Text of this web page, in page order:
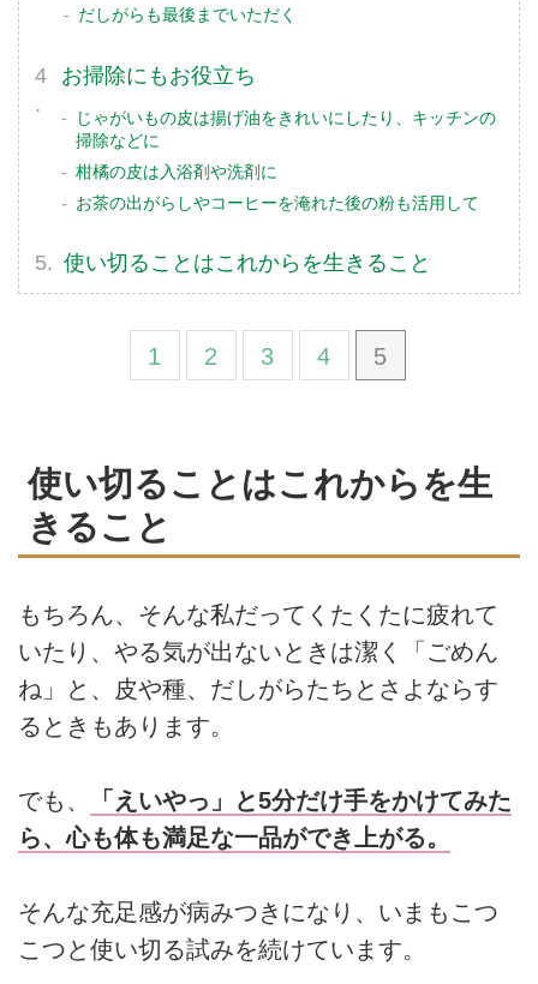
だしがらも最後までいただく
お掃除にもお役立ち
じゃがいもの皮は揚げ油をきれいにしたり、キッチンの
掃除などに
柑橘の皮は入浴剤や洗剤に
お茶の出がらしやコーヒーを淹れた後の粉も活用して
使い切ることはこれからを生きること
1 2 3 4 5
使い切ることはこれからを生
きること
もちろん、そんな私だってくたくたに疲れて
いたり、やる気が出ないときは潔く「ごめん
ね」と、皮や種、だしがらたちとさよならす
るときもあります。
でも、
「えいやっ」と5分だけ手をかけてみた
ら、心も体も満足な一品ができ上がる。
そんな充足感が病みつきになり、いまもこつ
こつと使い切る試みを続けています。